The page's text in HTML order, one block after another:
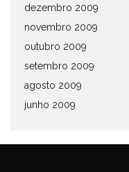
dezembro 2009
novembro 2009
outubro 2009
setembro 2009
agosto 2009
junho 2009